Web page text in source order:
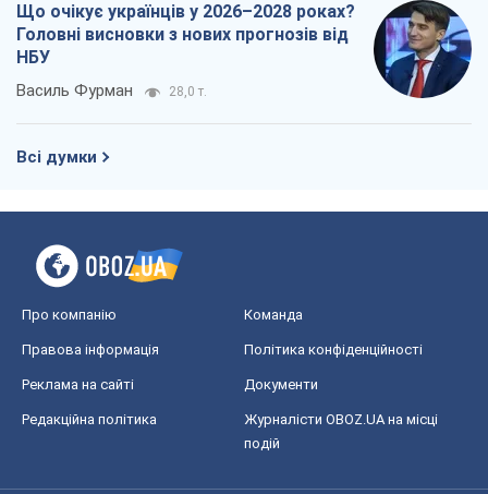
Що очікує українців у 2026–2028 роках?
Головні висновки з нових прогнозів від
НБУ
Василь Фурман 28,0 т.
Всі думки
Про компанію Команда
Правова інформація Політика конфіденційності
Реклама на сайті Документи
Редакційна політика
Журналісти OBOZ.UA на місці
подій